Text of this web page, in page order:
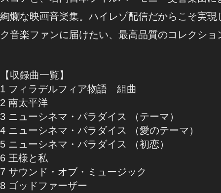
絢爛な映画音楽集。ハイレゾ配信だからこそ実
ク音楽ファンに届けたい、最高品質のコレクショ
【収録曲一覧】
1 フィラデルフィア物語 組曲
2 南太平洋
3 ニューシネマ・パラダイス （テーマ）
4 ニューシネマ・パラダイス （愛のテーマ）
5 ニューシネマ・パラダイス （初恋）
6 王様と私
7 サウンド・オブ・ミュージック
8 ゴッドファーザー